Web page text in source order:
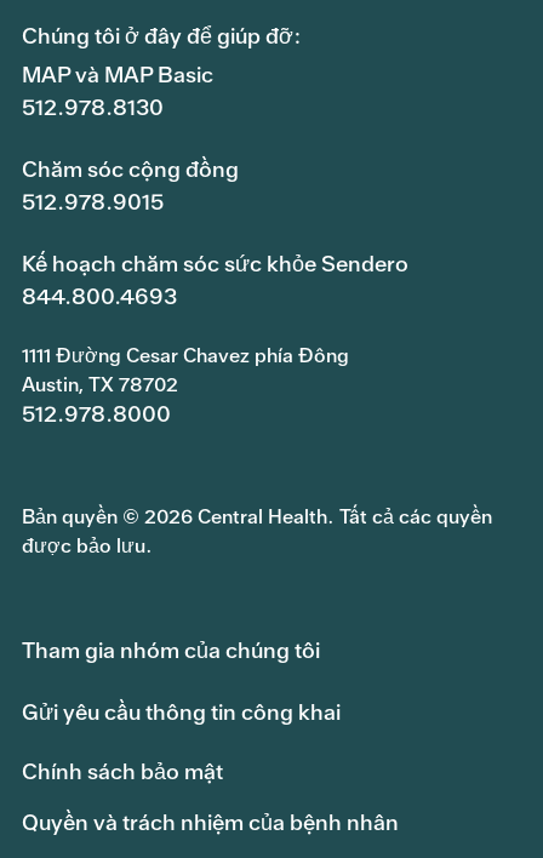
Chúng tôi ở đây để giúp đỡ:
MAP và MAP Basic
512.978.8130
Chăm sóc cộng đồng
512.978.9015
Kế hoạch chăm sóc sức khỏe Sendero
844.800.4693
1111 Đường Cesar Chavez phía Đông
Austin, TX 78702
512.978.8000
Bản quyền © 2026 Central Health. Tất cả các quyền
được bảo lưu.
Tham gia nhóm của chúng tôi
Gửi yêu cầu thông tin công khai
Chính sách bảo mật
Quyền và trách nhiệm của bệnh nhân